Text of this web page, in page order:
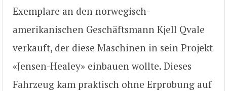
Exemplare an den norwegisch-
amerikanischen Geschäftsmann Kjell Qvale
verkauft, der diese Maschinen in sein Projekt
«Jensen-Healey» einbauen wollte. Dieses
Fahrzeug kam praktisch ohne Erprobung auf